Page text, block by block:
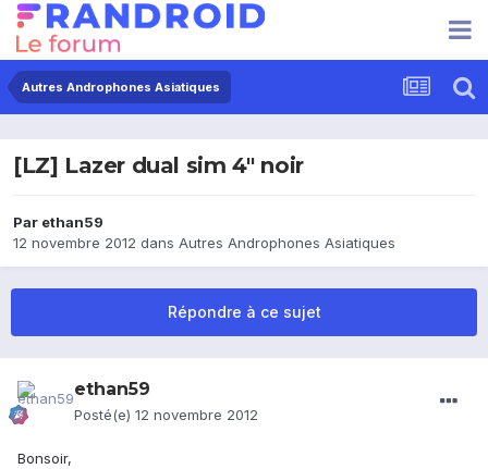
Autres Androphones Asiatiques
[LZ] Lazer dual sim 4'' noir
Par ethan59
12 novembre 2012 dans Autres Androphones Asiatiques
Répondre à ce sujet
ethan59
Posté(e) 12 novembre 2012
Bonsoir,